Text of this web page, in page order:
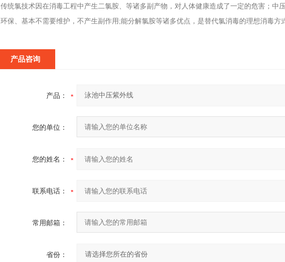
传统氯技术因在消毒工程中产生二氯胺、等诸多副产物，对人体健康造成了一定的危害；中
环保、基本不需要维护，不产生副作用;能分解氯胺等诸多优点，是替代氯消毒的理想消毒方
产品咨询
产品：
您的单位：
您的姓名：
联系电话：
常用邮箱：
省份：